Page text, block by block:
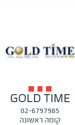
GOLD TIME
02-6797985
קומה ראשונה